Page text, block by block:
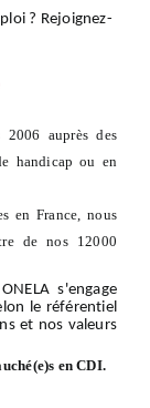
? Rejoignez-
auprès des
handicap ou en
en France, nous
de nos 12000
s'engage
le référentiel
et nos valeurs
en CDI.